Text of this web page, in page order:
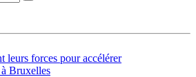
leurs forces pour accélérer
Bruxelles